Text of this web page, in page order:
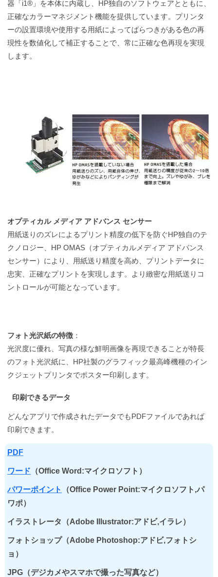
器「i1®」を本体に内蔵し、HP独自のソフトウェアとともに、
正確なカラーマネジメント機能を提供しています。プリンタ
ーの設置環境や使用する用紙によってばらつきがある色の再
現性を数値化して補正することで、常に正確な色再現を実現
します。
オプティカル メディア アドバンス センサー
用紙送りのズレによるプリント精度の低下を防ぐHP独自のテ
クノロジー、HP OMAS（オプティカルメディア アドバンス
センサー）により、用紙送り精度を高め、プリントデータに
忠実、正確なプリントを実現します。より緻密な用紙送りコ
ントロールが可能となっています。
フォト光沢紙の特徴 ：
光沢度に優れ、写真の様な鮮明画像を再現できることが特長
のフォト光沢紙に、HP社製のグラフィック最高峰機種のイン
クジェットプリンタでポスター印刷します。
印刷できるデータ
どんなアプリで作成されたデータでもPDFファイルであれば
印刷できます。
PDF
ワード （Office Word:マイクロソフト）
パワーポイント
（Office Power Point:マイクロソフト,パ
ワポ）
イラストレータ（Adobe Illustrator:アドビ,イラレ）
フォトショップ（Adobe Photoshop:アドビ,フォトシ
ョ）
JPG（デジカメやスマホで撮った写真など）